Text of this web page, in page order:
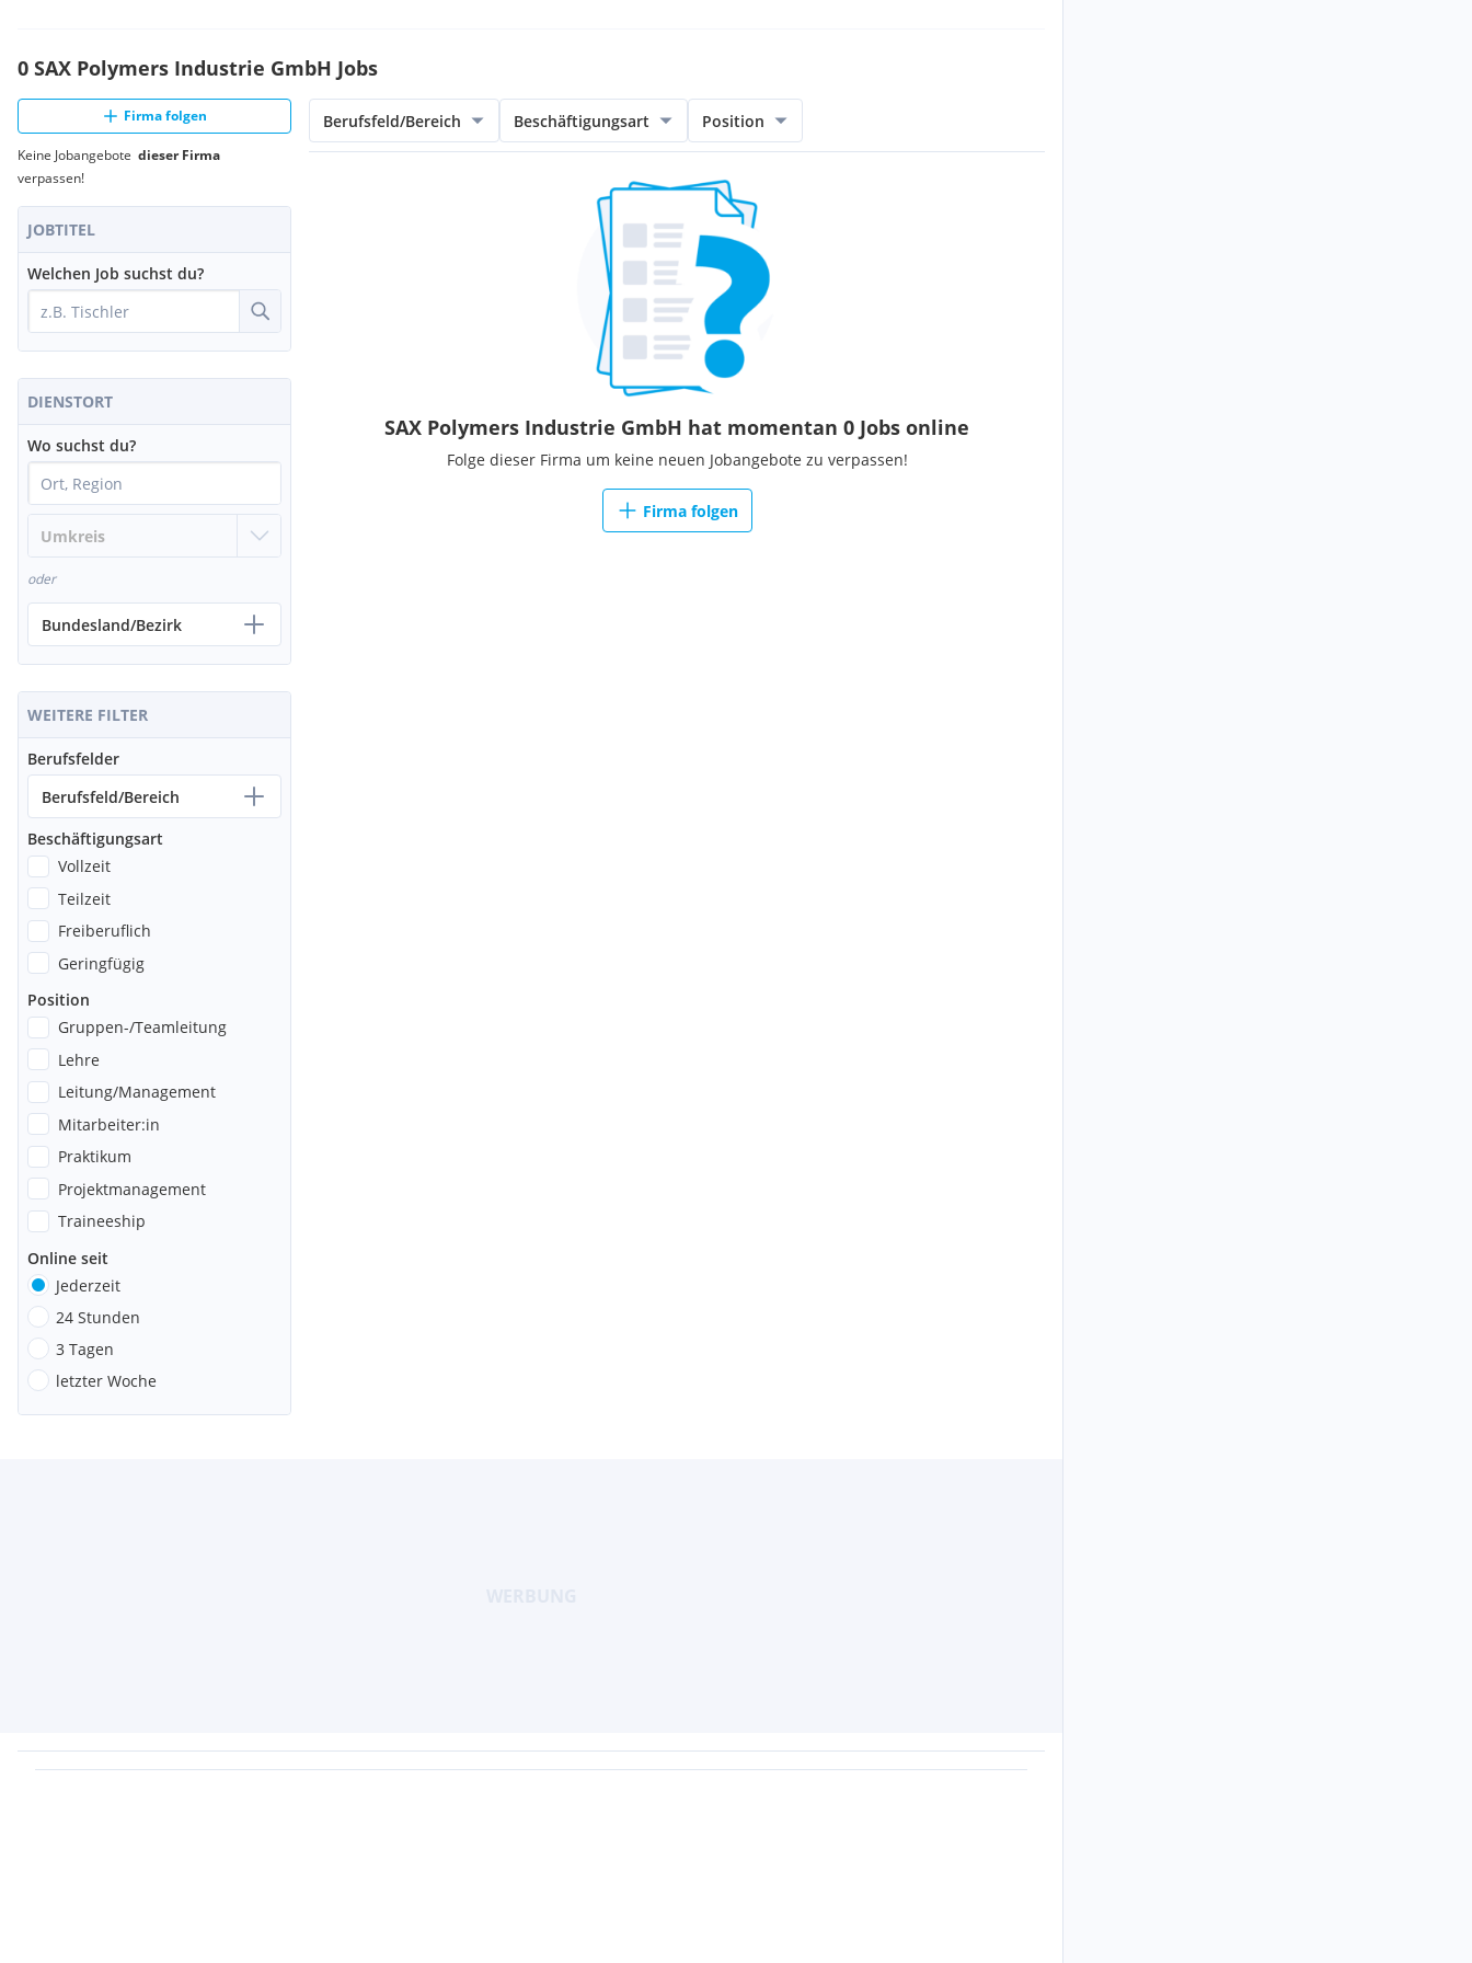
0 SAX Polymers Industrie GmbH Jobs
Firma folgen
Keine Jobangebote dieser Firma
verpassen!
JOBTITEL
Welchen Job suchst du?
DIENSTORT
Wo suchst du?
oder
Bundesland/Bezirk
WEITERE FILTER
Berufsfelder
Berufsfeld/Bereich
Beschäftigungsart
Vollzeit
Teilzeit
Freiberuflich
Geringfügig
Position
Gruppen-/Teamleitung
Lehre
Leitung/Management
Mitarbeiter:in
Praktikum
Projektmanagement
Traineeship
Online seit
Jederzeit
24 Stunden
3 Tagen
letzter Woche
Berufsfeld/Bereich Beschäftigungsart Position
SAX Polymers Industrie GmbH hat momentan 0 Jobs online
Folge dieser Firma um keine neuen Jobangebote zu verpassen!
Firma folgen